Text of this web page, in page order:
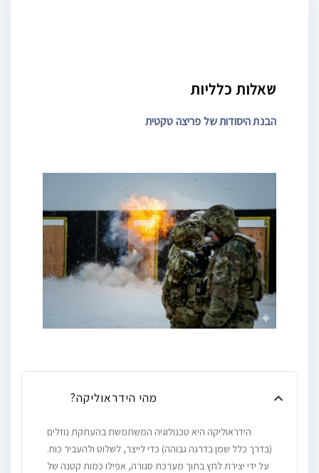
שאלות כלליות
הבנת היסודות של פריצה טקטית
מהי הידראוליקה?
הידראוליקה היא טכנולוגיה המשתמשת בהעתקת נוזלים
(בדרך כלל שמן בדרגה גבוהה) כדי לייצר, לשלוט ולהעביר כוח.
על ידי יצירת לחץ בתוך מערכת סגורה, אפילו כמות קטנה של